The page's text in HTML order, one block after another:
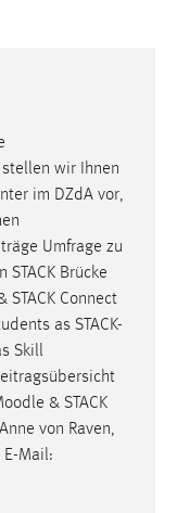
wir Ihnen
im DZdA vor,
Umfrage zu
Brücke
STACK Connect
as STACK-
Skill
& STACK
von Raven,
Mail:
in diesem Cookie
der Website.